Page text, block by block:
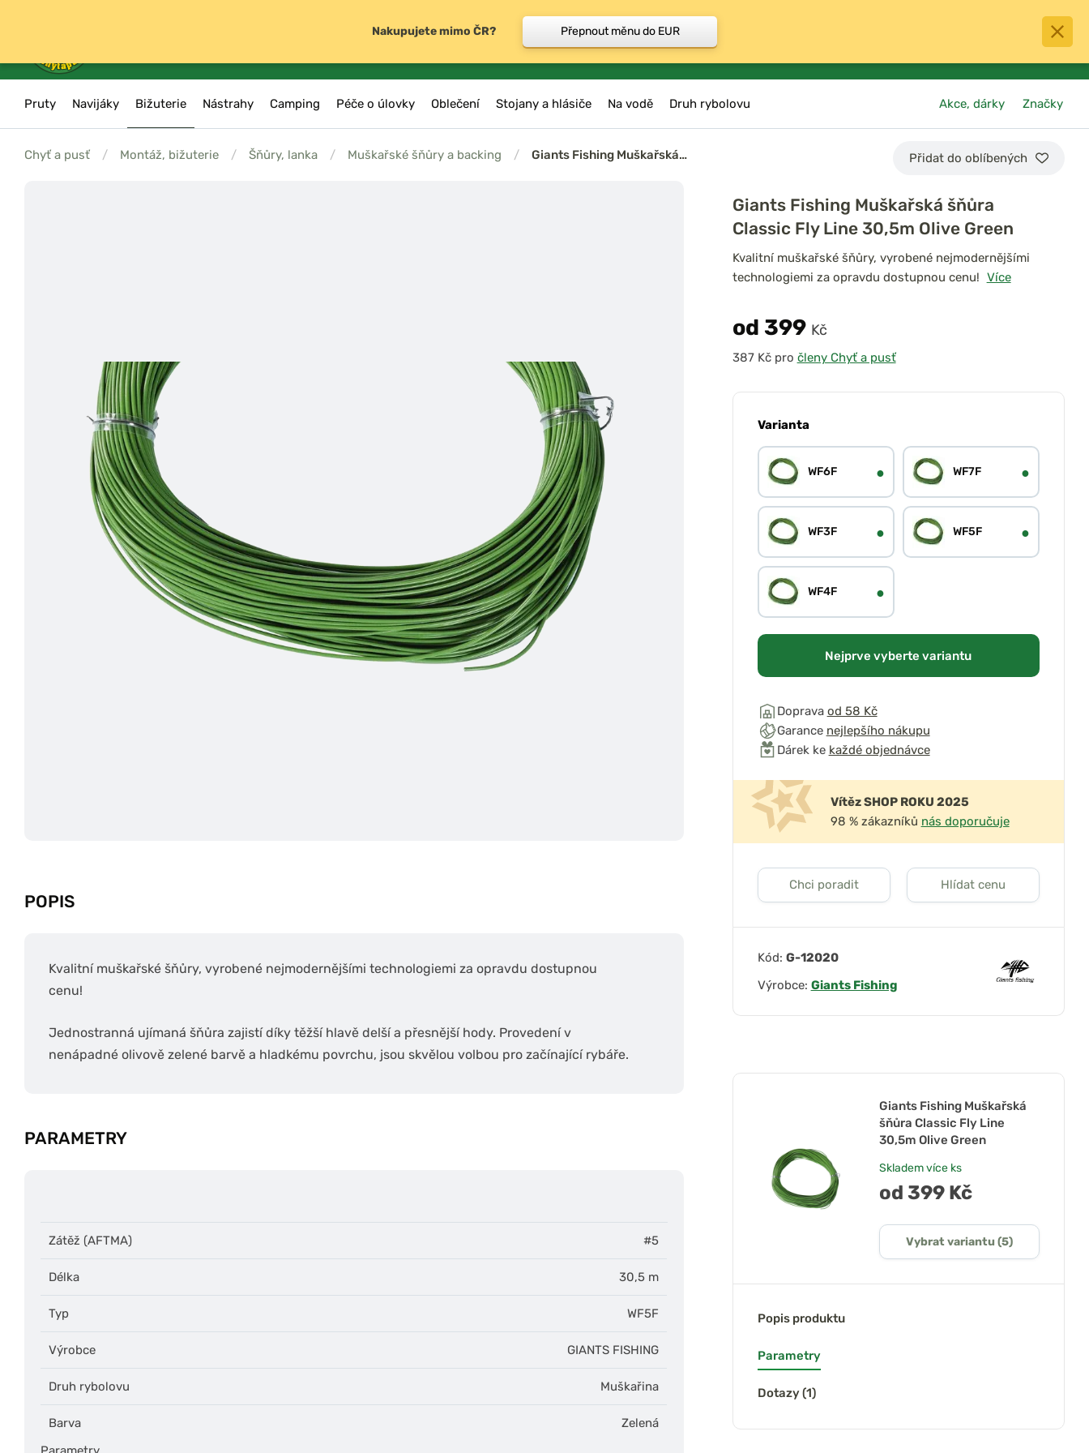
0
košík
Pruty Navijáky Bižuterie Nástrahy Camping Péče o úlovky Oblečení Stojany a hlásiče Na vodě Druh rybolovu Akce, dárky Značky
Chyť a pusť / Montáž, bižuterie / Šňůry, lanka / Muškařské šňůry a backing / Giants Fishing Muškařská… Přidat do oblíbených
POPIS
Kvalitní muškařské šňůry, vyrobené nejmodernějšími technologiemi za opravdu dostupnou
cenu!
Jednostranná ujímaná šňůra zajistí díky těžší hlavě delší a přesnější hody. Provedení v
nenápadné olivově zelené barvě a hladkému povrchu, jsou skvělou volbou pro začínající rybáře.
PARAMETRY
Zátěž (AFTMA) #5
Délka 30,5 m
Typ WF5F
Výrobce GIANTS FISHING
Druh rybolovu Muškařina
Barva
Zelená
Giants Fishing Muškařská šňůra
Classic Fly Line 30,5m Olive Green
Kvalitní muškařské šňůry, vyrobené nejmodernějšími
technologiemi za opravdu dostupnou cenu! Více
od 399 Kč
pro členy Chyť a pusť
Varianta
WF6F ● WF7F ●
WF3F ● WF5F ●
WF4F ●
Nejprve vyberte variantu
Doprava od 58 Kč
Garance nejlepšího nákupu
Dárek ke každé objednávce
Vítěz SHOP ROKU 2025
98 % zákazníků nás doporučuje
Chci poradit Hlídat cenu
Kód: G-12020
Výrobce: Giants Fishing
Giants Fishing Muškařská
šňůra Classic Fly Line
30,5m Olive Green
Sklademvíce ks
od 399 Kč
Vybrat variantu (5)
Popis produktu
Parametry
Dotazy (1)
Nakupujete mimo ČR? Přepnout měnu do EUR